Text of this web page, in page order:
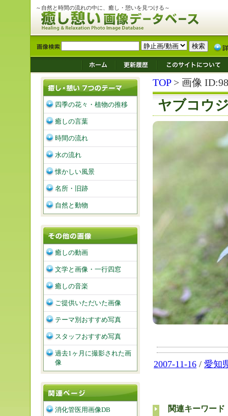
～自然と時間の流れの中に、癒し・憩いを見つける～
TOP> 画像
ヤブコウ
2007-11-16 / 愛知
関連キーワード
四季の花々・植物の推移
癒しの言葉
時間の流れ
水の流れ
懐かしい風景
名所・旧跡
自然と動物
癒しの動画
文学と画像・一行四窓
癒しの音楽
ご提供いただいた画像
テーマ別おすすめ写真
スタッフおすすめ写真
過去1ヶ月に撮影された画
像
消化管医用画像DB